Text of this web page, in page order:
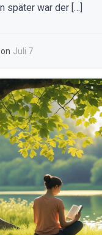
später war der […]
on Juli 7